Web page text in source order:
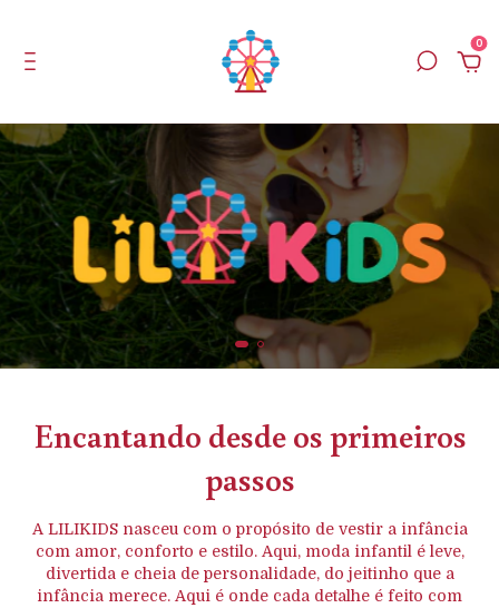
0
Encantando desde os primeiros
passos
A LILIKIDS nasceu com o propósito de vestir a infância
com amor, conforto e estilo. Aqui, moda infantil é leve,
divertida e cheia de personalidade, do jeitinho que a
infância merece. Aqui é onde cada detalhe é feito com